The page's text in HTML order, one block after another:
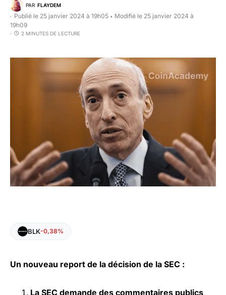
PAR FLAYDEM
Publié le 25 janvier 2024 à 19h05 • Modifié le 25 janvier 2024 à
19h09
2 MINUTES DE LECTURE
BLK-0,38%
Un nouveau report de la décision de la SEC :
La SEC demande des commentaires publics